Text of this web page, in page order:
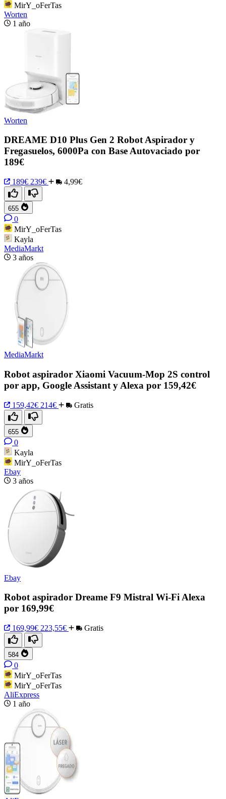
MirY_oFerTas
Worten
1 año
Worten
DREAME D10 Plus Gen 2 Robot Aspirador y
Fregasuelos, 6000Pa con Base Autovaciado por
189€
189€ 239€ 4,99€
655
0
MirY_oFerTas
Kayla
MediaMarkt
3 años
MediaMarkt
Robot aspirador Xiaomi Vacuum-Mop 2S control
por app, Google Assistant y Alexa por 159,42€
159,42€ 214€ Gratis
655
0
Kayla
MirY_oFerTas
Ebay
3 años
Ebay
Robot aspirador Dreame F9 Mistral Wi-Fi Alexa
por 169,99€
169,99€ 223,55€ Gratis
584
0
MirY_oFerTas
MirY_oFerTas
AliExpress
1 año